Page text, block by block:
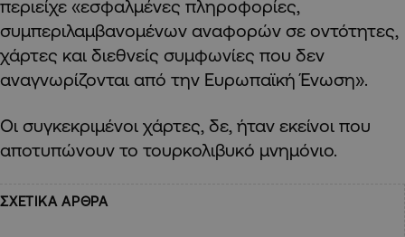
περιείχε «εσφαλμένες πληροφορίες,
συμπεριλαμβανομένων αναφορών σε οντότητες,
χάρτες και διεθνείς συμφωνίες που δεν
αναγνωρίζονται από την Ευρωπαϊκή Ένωση».
Οι συγκεκριμένοι χάρτες, δε, ήταν εκείνοι που
αποτυπώνουν το τουρκολιβυκό μνημόνιο.
ΣΧΕΤΙΚΑ ΑΡΘΡΑ